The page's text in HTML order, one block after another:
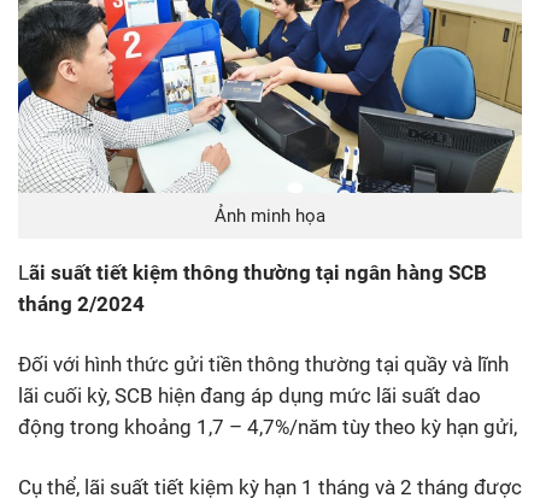
Ảnh minh họa
Lãi suất tiết kiệm thông thường tại ngân hàng SCB
tháng 2/2024
Đối với hình thức gửi tiền thông thường tại quầy và lĩnh
lãi cuối kỳ, SCB hiện đang áp dụng mức lãi suất dao
động trong khoảng 1,7 – 4,7%/năm tùy theo kỳ hạn gửi,
Cụ thể, lãi suất tiết kiệm kỳ hạn 1 tháng và 2 tháng được